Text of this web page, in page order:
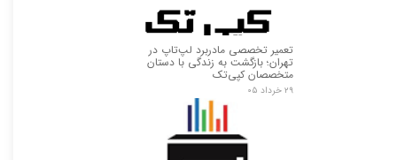
تعمیر تخصصی مادربرد لپ‌تاپ در
تهران؛ بازگشت به زندگی با دستان
متخصصان کپی‌تک
۲۹ خرداد ۰۵